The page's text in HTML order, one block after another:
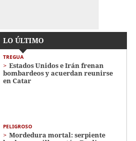
LO ÚLTIMO
TREGUA
Estados Unidos e Irán frenan
bombardeos y acuerdan reunirse
en Catar
PELIGROSO
Mordedura mortal: serpiente